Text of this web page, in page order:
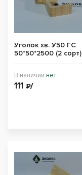
Уголок хв. У50 ГС
50*50*2500 (2 сорт)
В наличии нет
111 ₽/